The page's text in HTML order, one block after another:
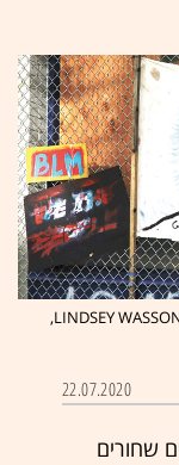
דיוקנו של ג'ורג' פלויד מתנוסס על שלטי המחאה / צילום: LINDSEY WASSON,
22.07.2020
שחורים